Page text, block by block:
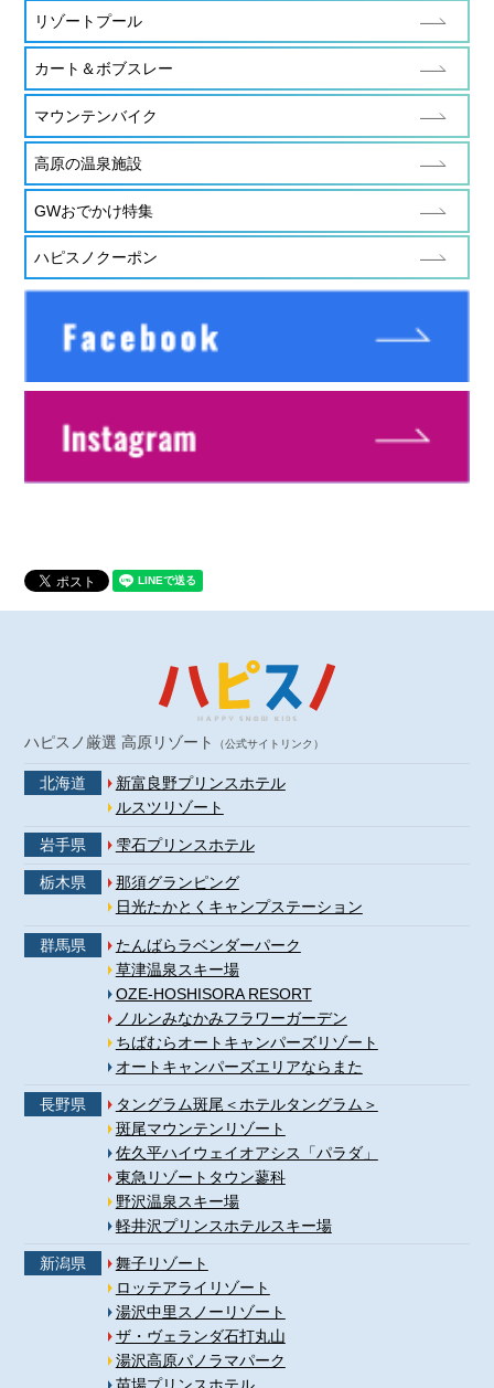
リゾートプール
カート＆ボブスレー
マウンテンバイク
高原の温泉施設
GWおでかけ特集
ハピスノクーポン
ハピスノ厳選 高原リゾート （公式サイトリンク）
北海道
新富良野プリンスホテル
ルスツリゾート
岩手県 雫石プリンスホテル
栃木県
那須グランピング
日光たかとくキャンプステーション
群馬県
たんばらラベンダーパーク
草津温泉スキー場
OZE-HOSHISORA RESORT
ノルンみなかみフラワーガーデン
ちばむらオートキャンパーズリゾート
オートキャンパーズエリアならまた
長野県
タングラム斑尾＜ホテルタングラム＞
斑尾マウンテンリゾート
佐久平ハイウェイオアシス「パラダ」
東急リゾートタウン蓼科
野沢温泉スキー場
軽井沢プリンスホテルスキー場
新潟県
舞子リゾート
ロッテアライリゾート
湯沢中里スノーリゾート
ザ・ヴェランダ石打丸山
湯沢高原パノラマパーク